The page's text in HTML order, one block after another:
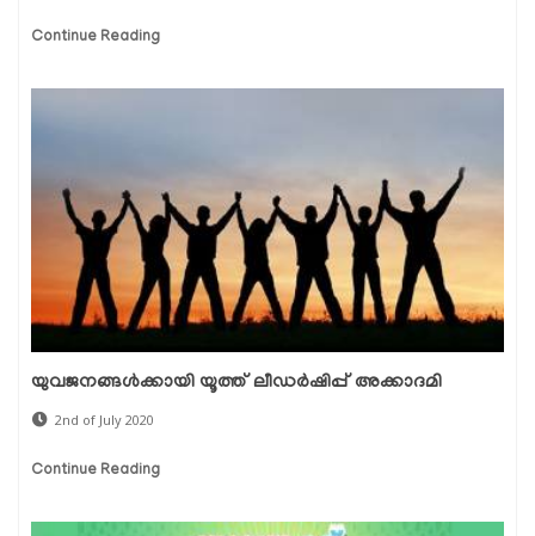
Continue Reading
യുവജനങ്ങള്‍ക്കായി യൂത്ത് ലീഡര്‍ഷിപ്പ് അക്കാദമി
2nd of July 2020
Continue Reading